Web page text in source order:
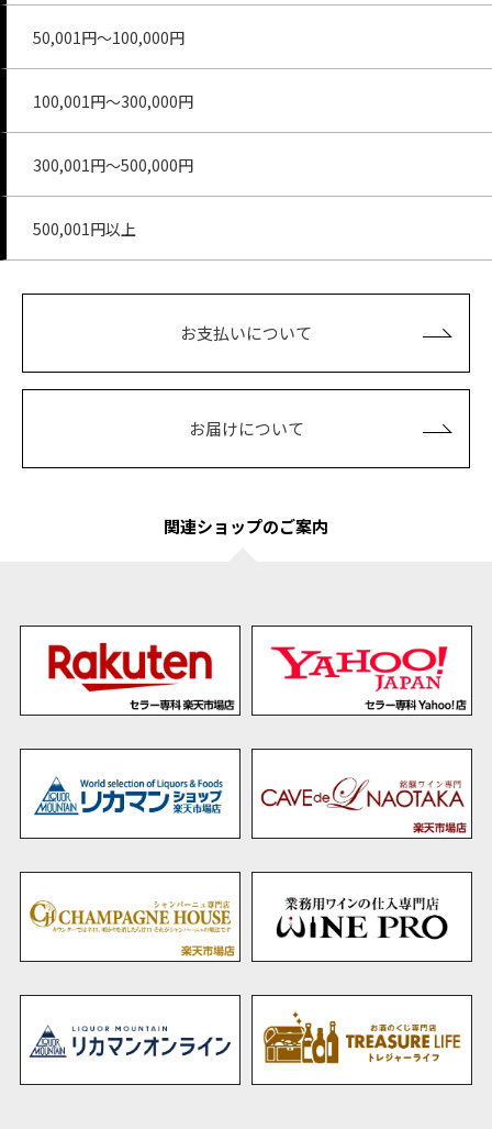
50,001円～100,000円
100,001円～300,000円
300,001円～500,000円
500,001円以上
お支払いについて
お届けについて
関連ショップのご案内